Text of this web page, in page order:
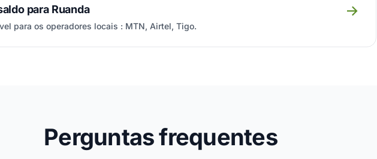
para Ruanda
para os operadores locais : MTN, Airtel, Tigo.
→
Perguntas frequentes